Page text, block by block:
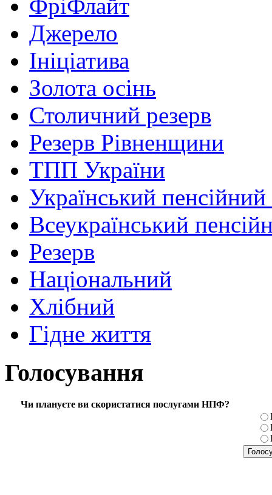
ФріФлайт
Джерело
Ініціатива
Золота осінь
Столичний резерв
Резерв Рівненщини
ТПП України
Український
Всеукраїнський
Резерв
Національний
Хлібний
Гідне життя
Голосування
Чи плануєте ви скористатися послугами НПФ?